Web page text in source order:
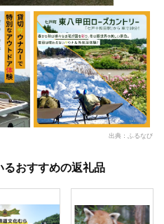
出典：ふるなび
るおすすめの返礼品